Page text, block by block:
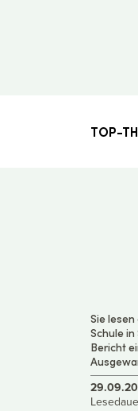
TOP-
Sie
Schule
Bericht